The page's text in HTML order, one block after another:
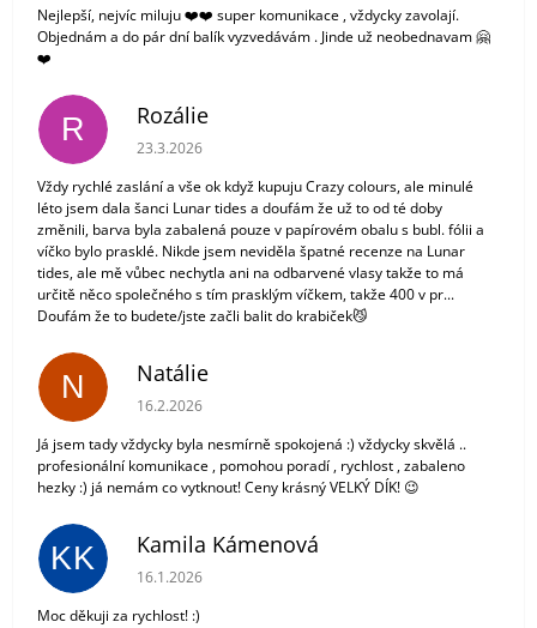
Nejlepší, nejvíc miluju ❤️❤️ super komunikace , vždycky zavolají.
Objednám a do pár dní balík vyzvedávám . Jinde už neobednavam 🤗
❤️
R Rozálie
Hodnocení obchodu je 3 z 5 hvězdiček.
23.3.2026
Vždy rychlé zaslání a vše ok když kupuju Crazy colours, ale minulé
léto jsem dala šanci Lunar tides a doufám že už to od té doby
změnili, barva byla zabalená pouze v papírovém obalu s bubl. fólii a
víčko bylo prasklé. Nikde jsem neviděla špatné recenze na Lunar
tides, ale mě vůbec nechytla ani na odbarvené vlasy takže to má
určitě něco společného s tím prasklým víčkem, takže 400 v pr...
Doufám že to budete/jste začli balit do krabiček😼
N Natálie
Hodnocení obchodu je 5 z 5 hvězdiček.
16.2.2026
Já jsem tady vždycky byla nesmírně spokojená :) vždycky skvělá ..
profesionální komunikace , pomohou poradí , rychlost , zabaleno
hezky :) já nemám co vytknout! Ceny krásný VELKÝ DÍK! 😉
KK Kamila Kámenová
Hodnocení obchodu je 5 z 5 hvězdiček.
16.1.2026
Moc děkuji za rychlost! :)